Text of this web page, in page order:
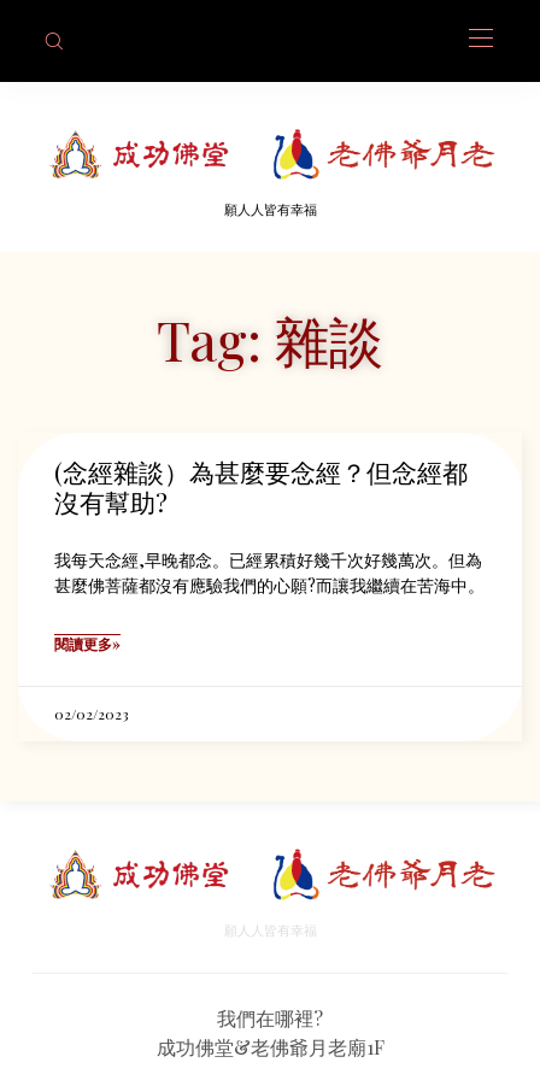
願人人皆有幸福
Tag: 雜談
(念經雜談）為甚麼要念經？但念經都
沒有幫助?
我每天念經,早晚都念。已經累積好幾千次好幾萬次。但為
甚麼佛菩薩都沒有應驗我們的心願?而讓我繼續在苦海中。
閱讀更多»
02/02/2023
願人人皆有幸福
我們在哪裡?
成功佛堂&老佛爺月老廟1F